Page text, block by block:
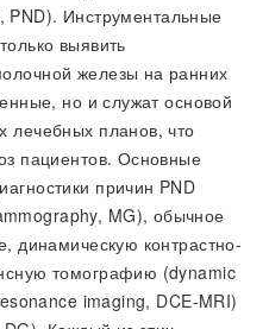
Инструментальные
выявить
железы на ранних
но и служат основой
лечебных планов, что
пациентов. Основные
причин PND
MG), обычное
динамическую контрастно-
томографию (dynamic
imaging, DCE-MRI)